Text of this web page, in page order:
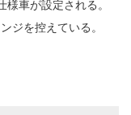
車が設定される。
ジを控えている。